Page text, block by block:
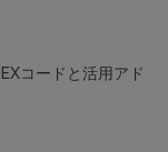
コードと活用アド